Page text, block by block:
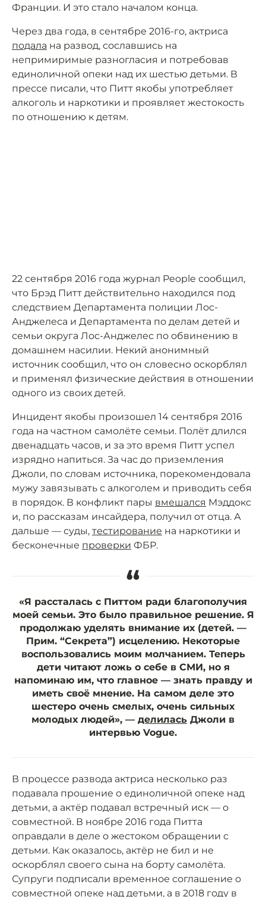
Франции. И это стало началом конца.
Через два года, в сентябре 2016-го, актриса
подала на развод, сославшись на
непримиримые разногласия и потребовав
единоличной опеки над их шестью детьми. В
прессе писали, что Питт якобы употребляет
алкоголь и наркотики и проявляет жестокость
по отношению к детям.
22 сентября 2016 года журнал People сообщил,
что Брэд Питт действительно находился под
следствием Департамента полиции Лос-
Анджелеса и Департамента по делам детей и
семьи округа Лос-Анджелес по обвинению в
домашнем насилии. Некий анонимный
источник сообщил, что он словесно оскорблял
и применял физические действия в отношении
одного из своих детей.
Инцидент якобы произошел 14 сентября 2016
года на частном самолёте семьи. Полёт длился
двенадцать часов, и за это время Питт успел
изрядно напиться. За час до приземления
Джоли, по словам источника, порекомендовала
мужу завязывать с алкоголем и приводить себя
в порядок. В конфликт пары вмешался Мэддокс
и, по рассказам инсайдера, получил от отца. А
дальше — суды, тестирование на наркотики и
бесконечные проверки ФБР.
“
«Я рассталась с Питтом ради благополучия
моей семьи. Это было правильное решение. Я
продолжаю уделять внимание их (детей. —
Прим. “Секрета”) исцелению. Некоторые
воспользовались моим молчанием. Теперь
дети читают ложь о себе в СМИ, но я
напоминаю им, что главное — знать правду и
иметь своё мнение. На самом деле это
шестеро очень смелых, очень сильных
молодых людей», — делилась Джоли в
интервью Vogue.
В процессе развода актриса несколько раз
подавала прошение о единоличной опеке над
детьми, а актёр подавал встречный иск — о
совместной. В ноябре 2016 года Питта
оправдали в деле о жестоком обращении с
детьми. Как оказалось, актёр не бил и не
оскорблял своего сына на борту самолёта.
Супруги подписали временное соглашение о
совместной опеке над детьми, а в 2018 году в